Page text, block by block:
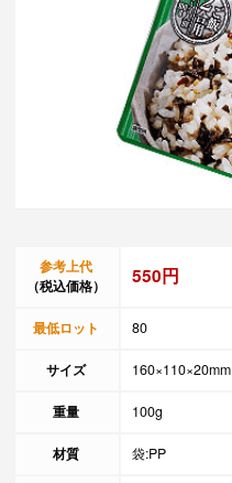
参考上代
（税込価格）
550円
最低ロット 80
サイズ 160×110×20mm
重量 100g
材質 袋:PP